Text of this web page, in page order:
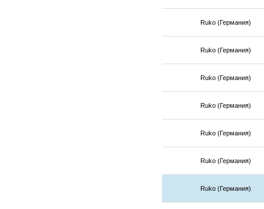
Ruko (Германия)
Ruko (Германия)
Ruko (Германия)
Ruko (Германия)
Ruko (Германия)
Ruko (Германия)
Ruko (Германия)